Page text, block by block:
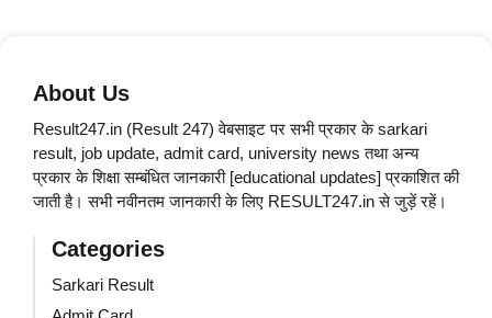
About Us
Result247.in (Result 247) वेबसाइट पर सभी प्रकार के sarkari
result, job update, admit card, university news तथा अन्य
प्रकार के शिक्षा सम्बंधित जानकारी [educational updates] प्रकाशित की
जाती है। सभी नवीनतम जानकारी के लिए RESULT247.in से जुड़ें रहें।
Categories
Sarkari Result